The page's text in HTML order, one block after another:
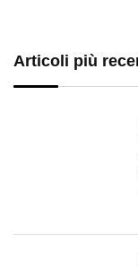
Articoli più